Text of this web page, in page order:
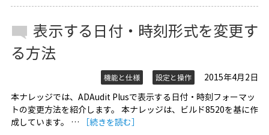
表示する日付・時刻形式を変更す
る方法
機能と仕様 設定と操作
2015年4月2日
本ナレッジでは、ADAudit Plusで表示する日付・時刻フォーマッ
トの変更方法を紹介します。 本ナレッジは、ビルド8520を基に作
成しています。 …
［続きを読む］